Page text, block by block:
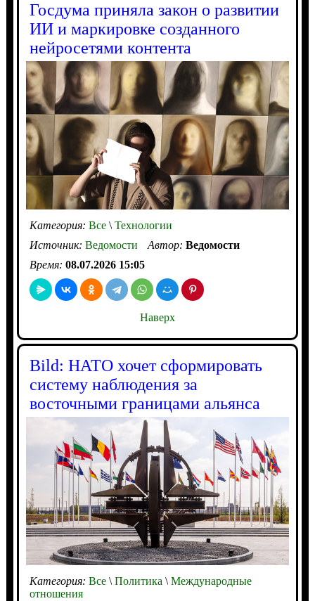
Госдума приняла закон о развитии
ИИ и маркировке созданного
нейросетями контента
Категория: Все\Технологии
Источник: Ведомости Автор: Ведомости
Время: 08.07.2026 15:05
Наверх
Bild: НАТО хочет сформировать
систему наблюдения за
восточными границами альянса
Категория: Все\Политика \Международные
отношения